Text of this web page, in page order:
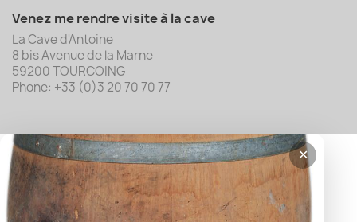
Venez me rendre visite à la cave
La Cave d'Antoine
8 bis Avenue de la Marne
59200 TOURCOING
Phone: +33 (0)3 20 70 70 77
✕